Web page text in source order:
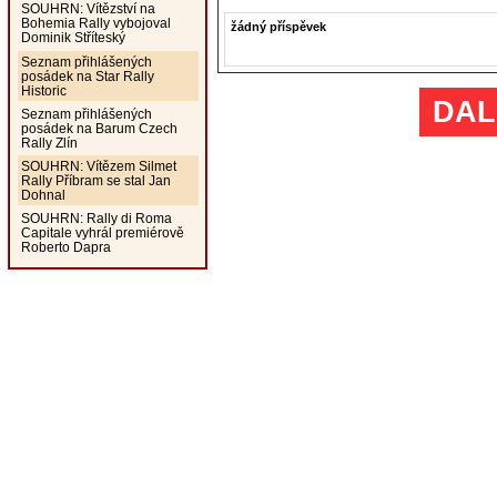
SOUHRN: Vítězství na
Bohemia Rally vybojoval
Dominik Stříteský
Seznam přihlášených
posádek na Star Rally
Historic
Seznam přihlášených
posádek na Barum Czech
Rally Zlín
SOUHRN: Vítězem Silmet
Rally Příbram se stal Jan
Dohnal
SOUHRN: Rally di Roma
Capitale vyhrál premiérově
Roberto Dapra
žádný příspěvek